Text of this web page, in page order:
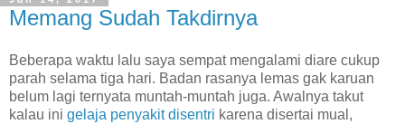
Memang Sudah Takdirnya
Beberapa waktu lalu saya sempat mengalami diare cukup
parah selama tiga hari. Badan rasanya lemas gak karuan
belum lagi ternyata muntah-muntah juga. Awalnya takut
kalau ini gelaja penyakit disentri karena disertai mual,